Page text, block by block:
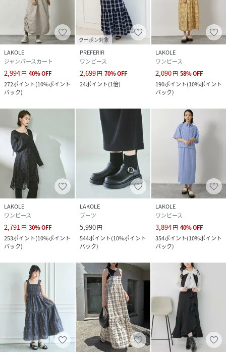
LAKOLE
ジャンパースカート
2,994円 40%OFF
272ポイント(10%ポイント
バック)
クーポン対象
PREFERIR
ワンピース
2,699円 70%OFF
24ポイント(1倍)
LAKOLE
ワンピース
2,090円 58%OFF
190ポイント(10%ポイント
バック)
LAKOLE
ワンピース
2,791 円 30%OFF
253ポイント(10%ポイント
バック)
LAKOLE
ブーツ
5,990円
544ポイント(10%ポイント
バック)
LAKOLE
ワンピース
3,894円 40%OFF
354ポイント(10%ポイント
バック)